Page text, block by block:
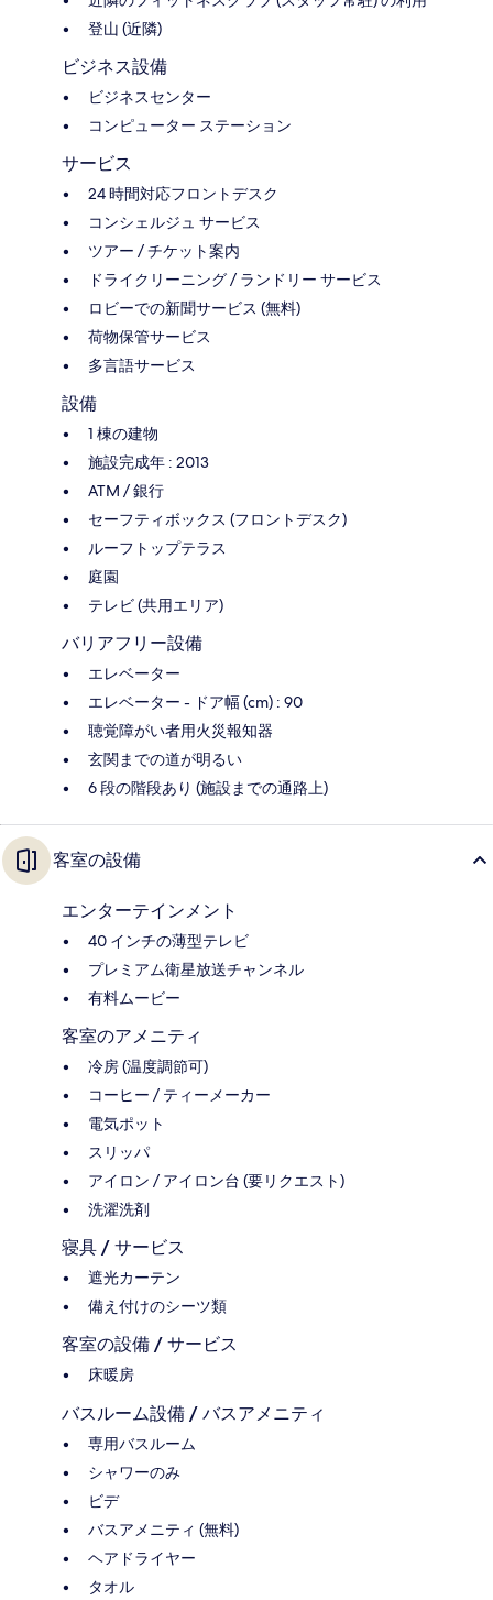
登山 (近隣)
ビジネス設備
ビジネスセンター
コンピューター ステーション
サービス
24 時間対応フロントデスク
コンシェルジュ サービス
ツアー / チケット案内
ドライクリーニング / ランドリー サービス
ロビーでの新聞サービス (無料)
荷物保管サービス
多言語サービス
設備
1 棟の建物
施設完成年 : 2013
ATM / 銀行
セーフティボックス (フロントデスク)
ルーフトップテラス
庭園
テレビ (共用エリア)
バリアフリー設備
エレベーター
エレベーター - ドア幅 (cm) : 90
聴覚障がい者用火災報知器
玄関までの道が明るい
6 段の階段あり (施設までの通路上)
客室の設備
エンターテインメント
40 インチの薄型テレビ
プレミアム衛星放送チャンネル
有料ムービー
客室のアメニティ
冷房 (温度調節可)
コーヒー / ティーメーカー
電気ポット
スリッパ
アイロン / アイロン台 (要リクエスト)
洗濯洗剤
寝具 / サービス
遮光カーテン
備え付けのシーツ類
客室の設備 / サービス
床暖房
バスルーム設備 / バスアメニティ
専用バスルーム
シャワーのみ
ビデ
バスアメニティ (無料)
ヘアドライヤー
タオル